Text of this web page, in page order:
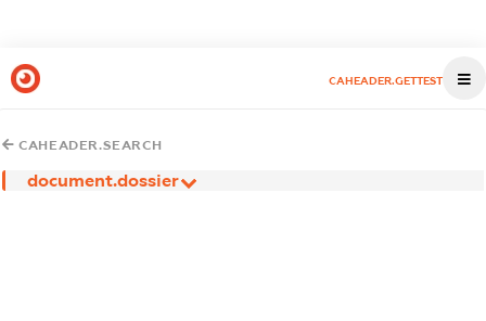
CAHEADER.GETTEST
CAHEADER.SEARCH
document.dossier